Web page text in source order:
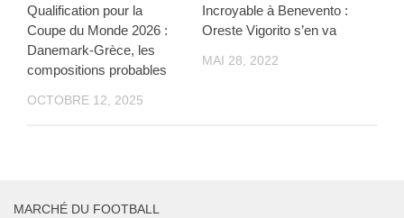
Qualification pour la
Coupe du Monde 2026 :
Danemark-Grèce, les
compositions probables
OCTOBRE 12, 2025
Incroyable à Benevento :
Oreste Vigorito s’en va
MAI 28, 2022
MARCHÉ DU FOOTBALL